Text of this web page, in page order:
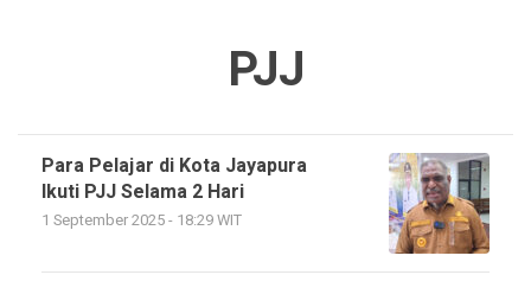
PJJ
Para Pelajar di Kota Jayapura
Ikuti PJJ Selama 2 Hari
1 September 2025 - 18:29 WIT